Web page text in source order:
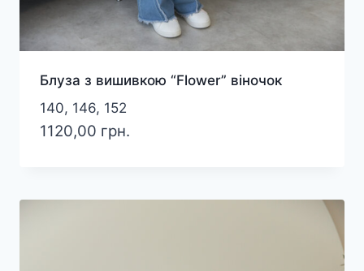
Блуза з вишивкою “Flower” віночок
140, 146, 152
1120,00 грн.